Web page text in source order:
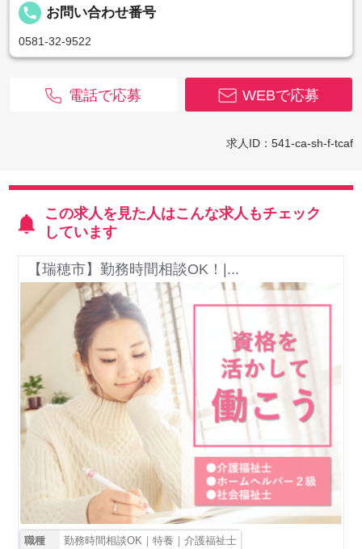
local_phone お問い合わせ番号
0581-32-9522
WEBで応募
電話で応募
求人ID：541-ca-sh-f-tcaf
この求人を見た人はこんな求人もチェック
しています
【瑞穂市】勤務時間相談OK！|...
職種 勤務時間相談OK｜特養｜介護福祉士